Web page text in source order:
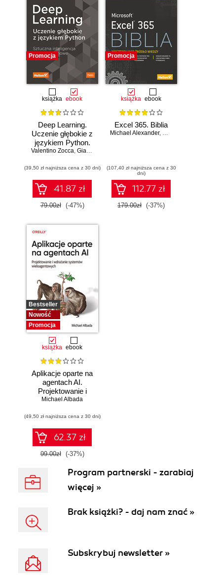
Promocja
książka ebook
Deep Learning.
Uczenie głębokie z
językiem Python.
Sztuczna
neuronowe
Valentino Zocca, Gianmario Spacagna
(39,50 zł najniższa cena z 30 dni)
41.87 zł
79.00zł (-47%)
Promocja
książka ebook
Excel 365. Biblia
Michael Alexander, Dick Kusleika
(107,40 zł najniższa cena z 30
dni)
112.77 zł
179.00zł (-37%)
Bestseller
Nowość
Promocja
książka ebook
Aplikacje oparte na
agentach AI.
Projektowanie i
wdrażanie
wieloagentowych
Michael Albada
(49,50 zł najniższa cena z 30 dni)
62.37 zł
99.00zł (-37%)
Program partnerski - zarabiaj
więcej »
Brak książki? - daj nam znać »
Subskrybuj newsletter »